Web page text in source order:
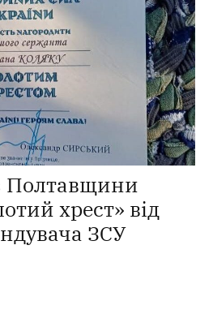
Полтавщини
хрест» від
ЗСУ